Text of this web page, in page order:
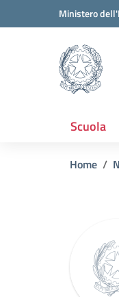
Vai ai contenuti
Vai al menu di navigazione
Ministero
Scuola
Home